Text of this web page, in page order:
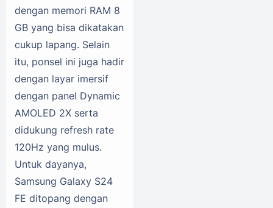
dengan memori RAM 8
GB yang bisa dikatakan
cukup lapang. Selain
itu, ponsel ini juga hadir
dengan layar imersif
dengan panel Dynamic
AMOLED 2X serta
didukung refresh rate
120Hz yang mulus.
Untuk dayanya,
Samsung Galaxy S24
FE ditopang dengan